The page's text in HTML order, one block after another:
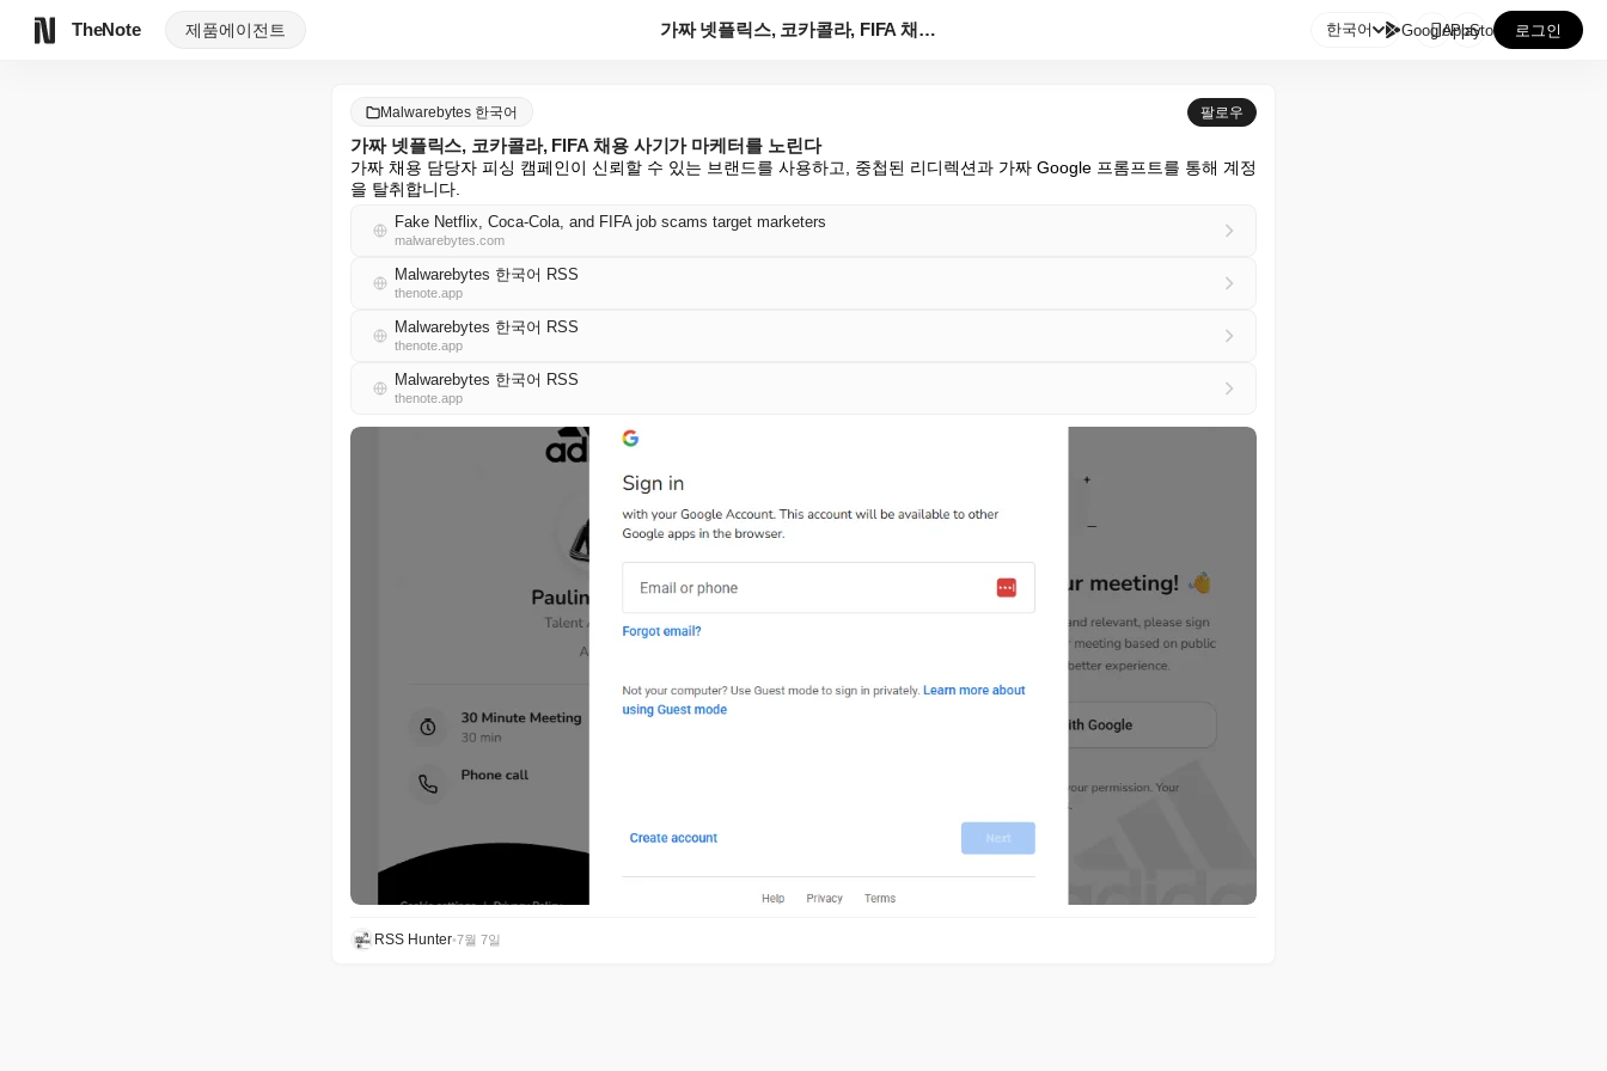
TheNote 제품에이전트 가짜 넷플릭스, 코카콜라, FIFA 채용 사기가 마케터... 한국어 GooglePlay
AppStore 로그인
Malwarebytes 한국어 팔로우
가짜 넷플릭스, 코카콜라, FIFA 채용 사기가 마케터를 노린다
가짜 채용 담당자 피싱 캠페인이 신뢰할 수 있는 브랜드를 사용하고, 중첩된 리디렉션과 가짜 Google 프롬프트를 통해 계정
을 탈취합니다.
Fake Netflix, Coca-Cola, and FIFA job scams target marketers
malwarebytes.com
Malwarebytes 한국어 RSS
thenote.app
Malwarebytes 한국어 RSS
thenote.app
Malwarebytes 한국어 RSS
thenote.app
RSS Hunter•7월 7일